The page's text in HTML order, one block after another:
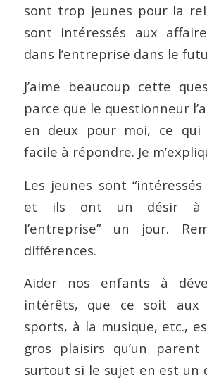
sont trop jeunes pour la
sont intéressés aux
dans l’entreprise dans le
J’aime beaucoup cette
parce que le questionneur
en deux pour moi, ce
facile à répondre. Je
Les jeunes sont “intéressés
et ils ont un désir à
l’entreprise” un jour.
différences.
Aider nos enfants à
intérêts, que ce soit aux
sports, à la musique, etc.,
gros plaisirs qu’un parent
surtout si le sujet en est un